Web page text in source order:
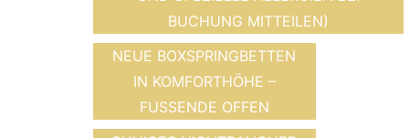
BUCHUNG MITTEILEN)
NEUE BOXSPRINGBETTEN
IN KOMFORTHÖHE –
FUSSENDE OFFEN